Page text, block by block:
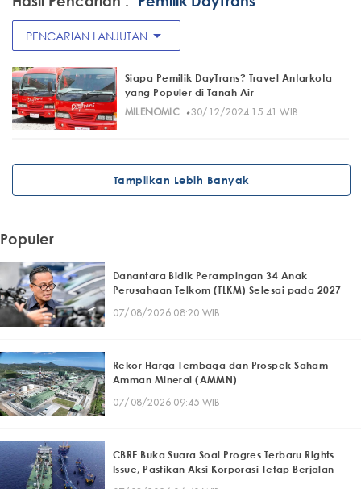
PENCARIAN LANJUTAN arrow_drop_down
Siapa Pemilik DayTrans? Travel Antarkota
yang Populer di Tanah Air
MILENOMIC· 30/12/2024 15:41 WIB
Tampilkan Lebih Banyak
Populer
Danantara Bidik Perampingan 34 Anak
Perusahaan Telkom (TLKM) Selesai pada 2027
07/08/2026 08:20 WIB
Rekor Harga Tembaga dan Prospek Saham
Amman Mineral (AMMN)
07/08/2026 09:45 WIB
CBRE Buka Suara Soal Progres Terbaru Rights
Issue, Pastikan Aksi Korporasi Tetap Berjalan